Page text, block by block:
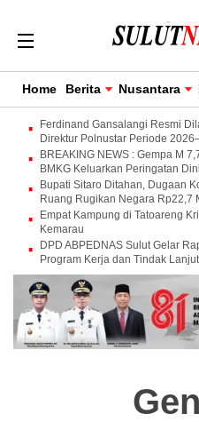
Home Berita Nusantara
Ferdinand Gansalangi Resmi
Direktur Polnustar Periode
BREAKING NEWS : Gempa M
BMKG Keluarkan Peringatan
Bupati Sitaro Ditahan, Dugaan
Ruang Rugikan Negara Rp22,7
Empat Kampung di Tatoareng
Kemarau
DPD ABPEDNAS Sulut Gelar
Program Kerja dan Tindak